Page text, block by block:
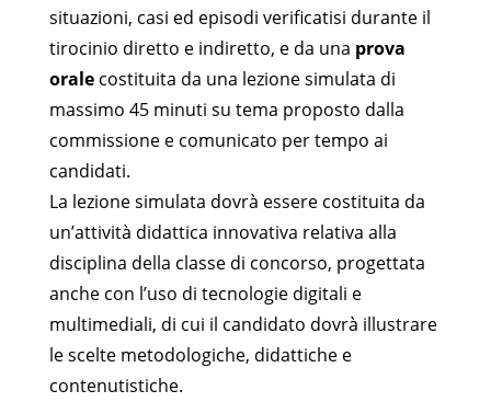
situazioni, casi ed episodi verificatisi durante il
tirocinio diretto e indiretto, e da una prova
orale costituita da una lezione simulata di
massimo 45 minuti su tema proposto dalla
commissione e comunicato per tempo ai
candidati.
La lezione simulata dovrà essere costituita da
un’attività didattica innovativa relativa alla
disciplina della classe di concorso, progettata
anche con l’uso di tecnologie digitali e
multimediali, di cui il candidato dovrà illustrare
le scelte metodologiche, didattiche e
contenutistiche.